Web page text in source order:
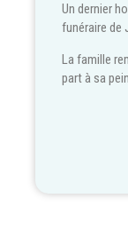
Un dernier
funéraire de
La famille
part à sa